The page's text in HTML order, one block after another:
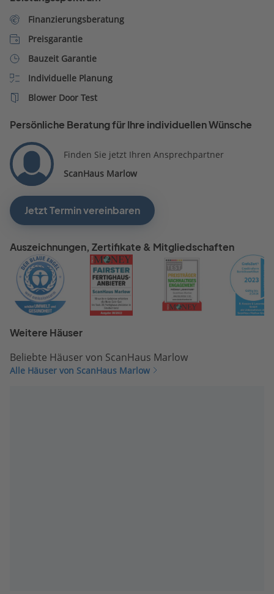
Finanzierungsberatung
Preisgarantie
Bauzeit Garantie
Individuelle Planung
Blower Door Test
Persönliche Beratung für Ihre individuellen Wünsche
Finden Sie jetzt Ihren Ansprechpartner
ScanHaus Marlow
Jetzt Termin vereinbaren
Auszeichnungen, Zertifikate & Mitgliedschaften
Weitere Häuser
Beliebte Häuser von ScanHaus Marlow
Alle Häuser von ScanHaus Marlow